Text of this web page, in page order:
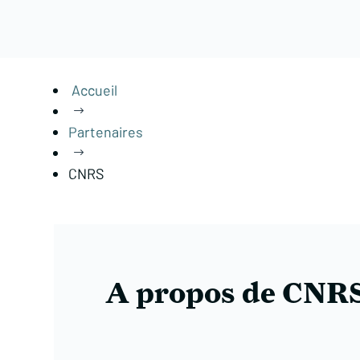
Accueil
$
Partenaires
$
CNRS
A propos de